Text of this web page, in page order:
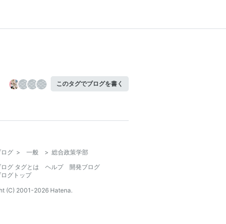
このタグでブログを書く
グ > 一般 > 総合政策学部
グ タグとは
ヘルプ
開発ブログ
グトップ
(C) 2001-2026 Hatena.